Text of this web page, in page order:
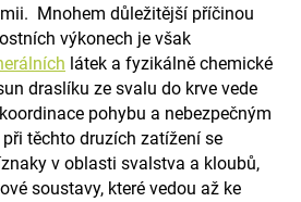
Mnohem důležitější příčinou
výkonech je však
látek a fyzikálně chemické
draslíku ze svalu do krve vede
pohybu a nebezpečným
při těchto druzích zatížení se
v oblasti svalstva a kloubů,
soustavy, které vedou až ke